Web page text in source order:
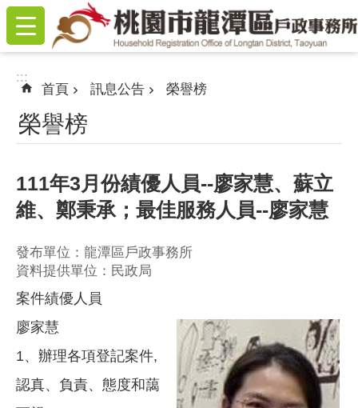
跳到主要內容區塊
:::
:::
首頁 訊息公告 榮譽榜
榮譽榜
111年3月份績優人員--廖家慧、蘇立
維、鄭秉承；最佳服務人員--廖家慧
發布單位：龍潭區戶政事務所
資料提供單位：民政局
案件績優人員
廖家慧
1、辦理各項登記案件,
認真、負責、態度和藹